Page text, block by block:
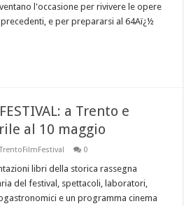
l'occasione per rivivere le opere
e per prepararsi al 64Aï¿½
a Trento e
al 10 maggio
TrentoFilmFestival 0
libri della storica rassegna
del festival, spettacoli, laboratori,
e un programma cinema